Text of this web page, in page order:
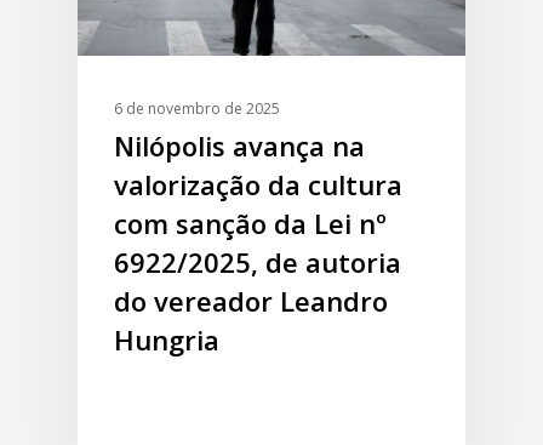
6 de novembro de 2025
Nilópolis avança na
valorização da cultura
com sanção da Lei nº
6922/2025, de autoria
do vereador Leandro
Hungria